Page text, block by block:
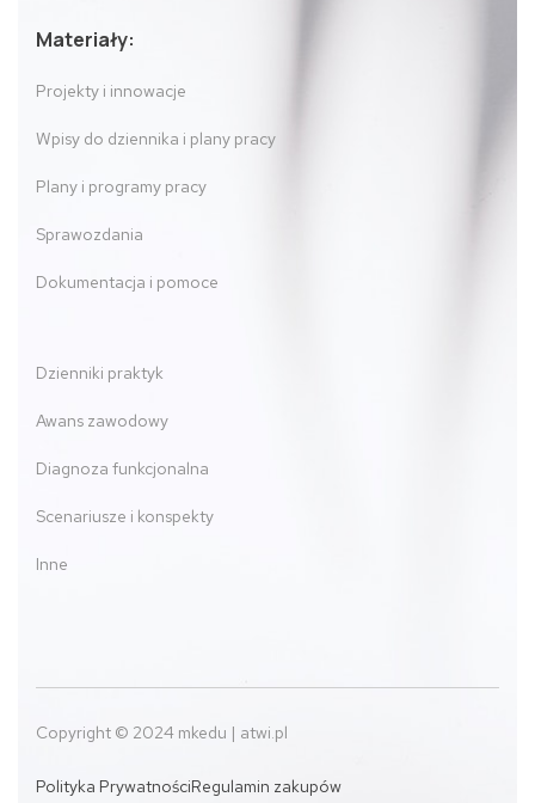
Materiały:
Projekty i innowacje
Wpisy do dziennika i plany pracy
Plany i programy pracy
Sprawozdania
Dokumentacja i pomoce
Dzienniki praktyk
Awans zawodowy
Diagnoza funkcjonalna
Scenariusze i konspekty
Inne
Copyright © 2024 mkedu | atwi.pl
Polityka PrywatnościRegulamin zakupów